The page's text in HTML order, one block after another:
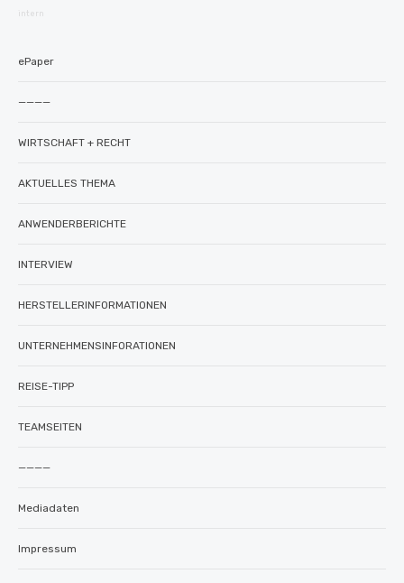
intern
ePaper
————
WIRTSCHAFT + RECHT
AKTUELLES THEMA
ANWENDERBERICHTE
INTERVIEW
HERSTELLERINFORMATIONEN
UNTERNEHMENSINFORATIONEN
REISE-TIPP
TEAMSEITEN
————
Mediadaten
Impressum